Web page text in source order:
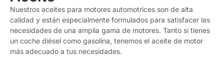
Nuestros aceites para motores automotrices son de alta
calidad y están especialmente formulados para satisfacer las
necesidades de una amplia gama de motores. Tanto si tienes
un coche diésel como gasolina, tenemos el aceite de motor
más adecuado a tus necesidades.